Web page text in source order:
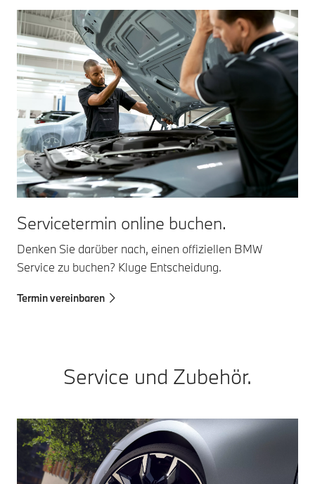
Servicetermin online buchen.
Denken Sie darüber nach, einen offiziellen BMW
Service zu buchen? Kluge Entscheidung.
Termin vereinbaren
Service und Zubehör.